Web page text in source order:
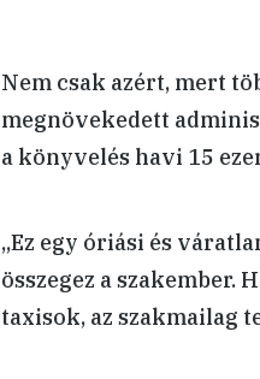
Nem csak azért, mert
megnövekedett
a könyvelés havi 15
„Ez egy óriási és
összegez a szakember.
taxisok, az szakmailag